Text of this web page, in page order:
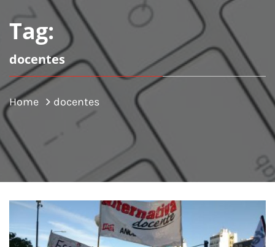
Tag:
docentes
Home docentes